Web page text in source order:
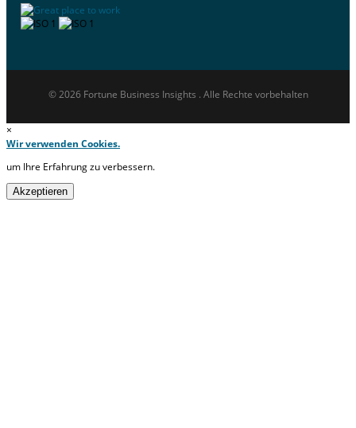
© 2026 Fortune Business Insights . Alle Rechte vorbehalten
×
Wir verwenden Cookies.
um Ihre Erfahrung zu verbessern.
Akzeptieren